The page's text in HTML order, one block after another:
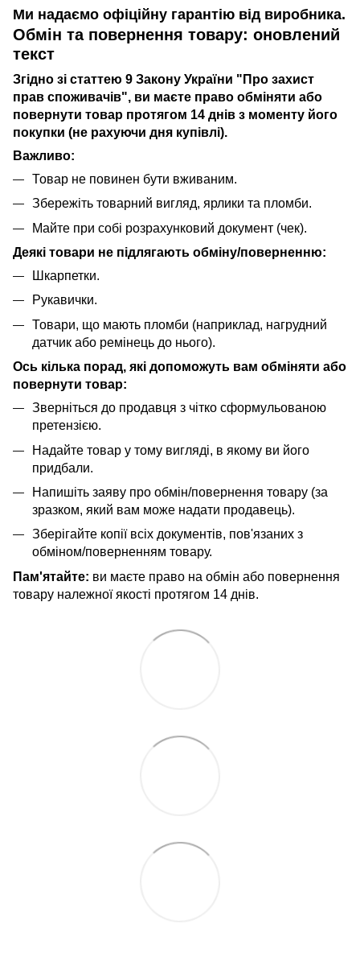
Ми надаємо офіційну гарантію від виробника.
Обмін та повернення товару: оновлений
текст
Згідно зі статтею 9 Закону України "Про захист
прав споживачів", ви маєте право обміняти або
повернути товар протягом 14 днів з моменту його
покупки (не рахуючи дня купівлі).
Важливо:
Товар не повинен бути вживаним.
Збережіть товарний вигляд, ярлики та пломби.
Майте при собі розрахунковий документ (чек).
Деякі товари не підлягають обміну/поверненню:
Шкарпетки.
Рукавички.
Товари, що мають пломби (наприклад, нагрудний
датчик або ремінець до нього).
Ось кілька порад, які допоможуть вам обміняти або
повернути товар:
Зверніться до продавця з чітко сформульованою
претензією.
Надайте товар у тому вигляді, в якому ви його
придбали.
Напишіть заяву про обмін/повернення товару (за
зразком, який вам може надати продавець).
Зберігайте копії всіх документів, пов'язаних з
обміном/поверненням товару.
Пам'ятайте: ви маєте право на обмін або повернення
товару належної якості протягом 14 днів.